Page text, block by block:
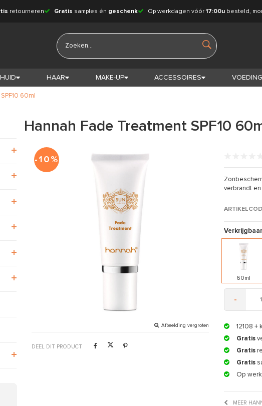
retourneren Gratis samples én geschenk Op werkdagen vóór 17:00u besteld,
HUID HAAR MAKE-UP ACCESSOIRES
60ml
Hannah Fade Treatment SPF10
-10%
Afbeelding vergroten
DEEL DIT PRODUCT
verbrandt
60ml
-
12108 +
Gratis
Gratis
Gratis
Op
MEER